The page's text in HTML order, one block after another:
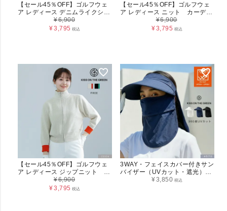
【セール45％OFF】ゴルフウェ
ア レディース デニムライクシア
ーブルゾン フリーサイズ アウタ
ー 透け感 裾リブ 体系カバー
¥6,900
¥3,795 税込
【セール45％OFF】ゴルフウェ
ア レディース ニット カーディ
ガン ハートジャカードカーディ
ガン【フリーサイズ】 アウター
¥6,900
¥3,795 税込
【セール45％OFF】ゴルフウェ
ア レディース ジップニット ブ
ルゾン バイカラーニットブルゾ
ン【フリーサイズ】 アウター ス
¥6,900
¥3,795 税込
3WAY・フェイスカバー付きサン
バイザー（UVカット・遮光）
¥3,850 税込